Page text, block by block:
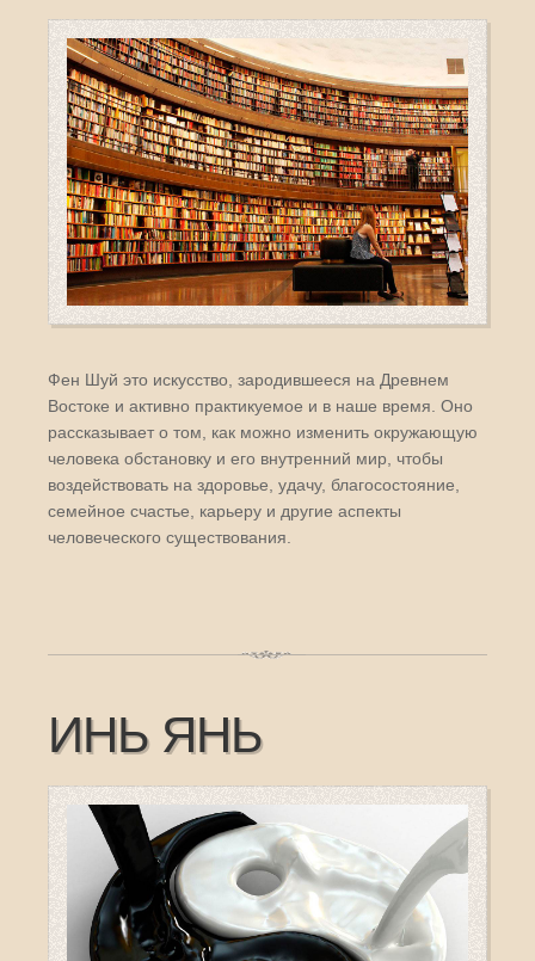
Фен Шуй это искусство, зародившееся на Древнем
Востоке и активно практикуемое и в наше время. Оно
рассказывает о том, как можно изменить окружающую
человека обстановку и его внутренний мир, чтобы
воздействовать на здоровье, удачу, благосостояние,
семейное счастье, карьеру и другие аспекты
человеческого существования.
ИНЬ ЯНЬ